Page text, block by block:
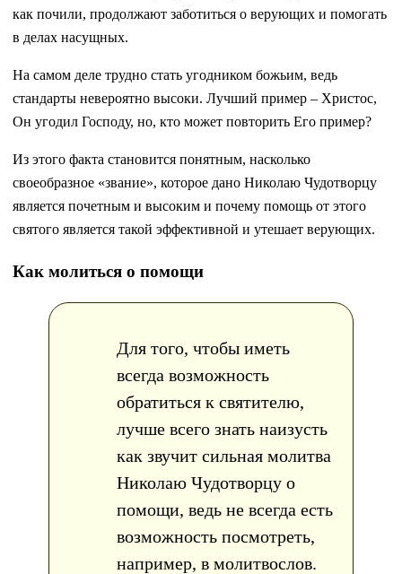
как почили, продолжают заботиться о верующих и помогать
в делах насущных.
На самом деле трудно стать угодником божьим, ведь
стандарты невероятно высоки. Лучший пример – Христос,
Он угодил Господу, но, кто может повторить Его пример?
Из этого факта становится понятным, насколько
своеобразное «звание», которое дано Николаю Чудотворцу
является почетным и высоким и почему помощь от этого
святого является такой эффективной и утешает верующих.
Как молиться о помощи
Для того, чтобы иметь
всегда возможность
обратиться к святителю,
лучше всего знать наизусть
как звучит сильная молитва
Николаю Чудотворцу о
помощи, ведь не всегда есть
возможность посмотреть,
например, в молитвослов.